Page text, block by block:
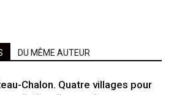
DU MÊME AUTEUR
Chalon. Quatre villages pour